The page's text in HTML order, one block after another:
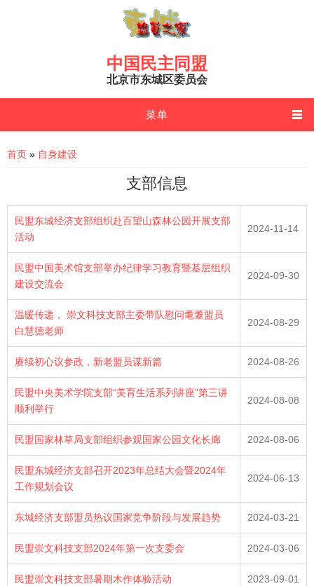
中国民主同盟
北京市东城区委员会
菜单
You are here
首页 » 自身建设
支部信息
民盟东城经济支部组织赴百望山森林公园开展支部
活动
2024-11-14
民盟中国美术馆支部举办纪律学习教育暨基层组织
建设交流会
2024-09-30
温暖传递， 崇文科技支部主委带队慰问耄耋盟员
白慧德老师
2024-08-29
赓续初心议参政，新老盟员谋新篇 2024-08-26
民盟中央美术学院支部“美育生活系列讲座”第三讲
顺利举行
2024-08-08
民盟国家林草局支部组织参观国家公园文化长廊 2024-08-06
民盟东城经济支部召开2023年总结大会暨2024年
工作规划会议
2024-06-13
东城经济支部盟员热议国家竞争阶段与发展趋势 2024-03-21
民盟崇文科技支部2024年第一次支委会 2024-03-06
民盟崇文科技支部暑期木作体验活动 2023-09-01